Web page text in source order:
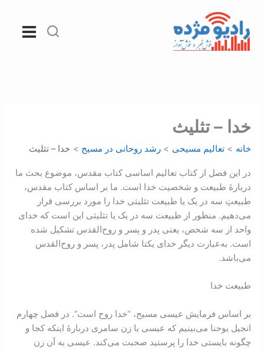
محتوا
خدا – تثلیث
خانه تعالیم مسیحی رشد روحانی در مسيح خدا – تثلیث
در این فصل از کتاب تعاليم اساسی کتاب مقدس، موضوع بحث ما
دربارۀ طبیعت و شخصیت خدا است. ما بر اساس کتاب مقدس،
طبیعتِ سه در یک یا طبیعت تثلیثی خدا را مورد بررسی قرار
می‌دهیم. منظور از طبیعت سه در یک یا تثلیثی این است که خدای
واحد از سه شخص، یعنی پدر و پسر و روح‌القدس تشکیل شده
است. به‌عبارت دیگر خدای یکتا شامل پدر، پسر و روح‌القدس
می‌باشد.
طبیعت خدا
بر اساس فرمایش عیسی مسیح، “خدا روح است”. در فصل چهارم
انجیل یوحنا می‌بینیم که عیسی با زن سامری دربارۀ اینکه کجا و
چگونه بایستی خدا را پرستید صحبت می‌کند. عیسی به آن زن